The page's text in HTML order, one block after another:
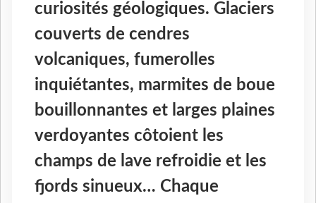
curiosités géologiques. Glaciers
couverts de cendres
volcaniques, fumerolles
inquiétantes, marmites de boue
bouillonnantes et larges plaines
verdoyantes côtoient les
champs de lave refroidie et les
fjords sinueux… Chaque